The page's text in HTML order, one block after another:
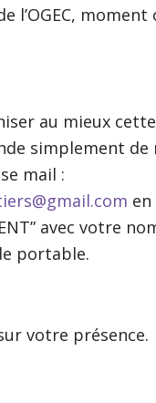
l’OGEC, moment
au mieux
simplement de
mail :
en
avec votre
portable.
votre présence.